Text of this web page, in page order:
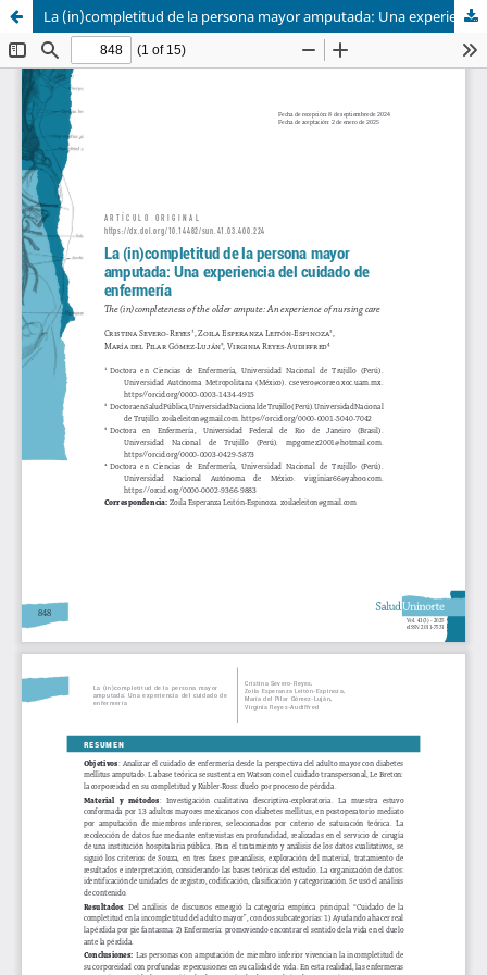
La (in)completitud de la persona mayor amputada: Una experiencia del cuidado de enfermería